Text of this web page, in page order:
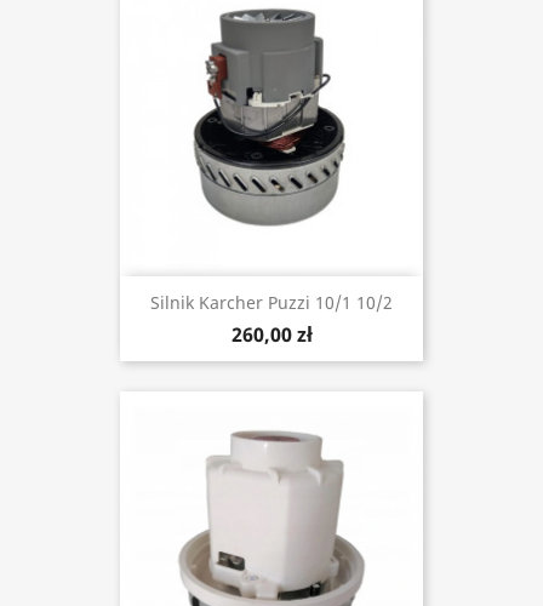
Silnik Karcher Puzzi 10/1 10/2
260,00 zł